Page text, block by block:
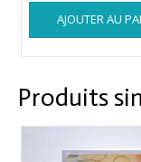
AJOUTER AU
Produits